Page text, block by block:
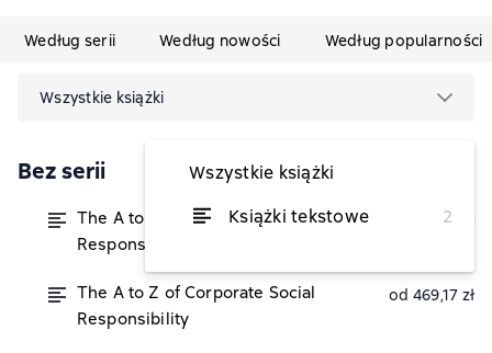
Według serii Według nowości Według popularności
Wszystkie książki
Wszystkie książki
Książki tekstowe
2
Bez serii
The A to Z of Corporate Social
Responsibility
od 181,21 zł
The A to Z of Corporate Social
Responsibility
od 469,17 zł